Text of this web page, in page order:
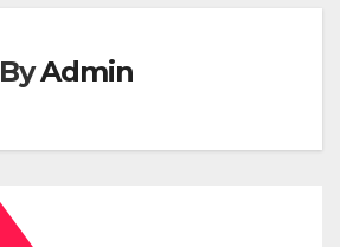
ByAdmin